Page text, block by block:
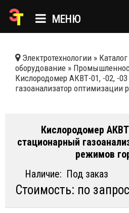
МЕНЮ
КАТАЛОГ
О КОМПАНИИ
НОВОСТИ
ДОСТАВКА И ОПЛАТА
КОНТАКТЫ
Электротехнологии » Каталог
оборудование »
Кислородомер АКВТ-01, -02, -
газоанализатор оптимизации
Кислородомер
стационарный
режимов
Наличие: Под заказ
Стоимость: по